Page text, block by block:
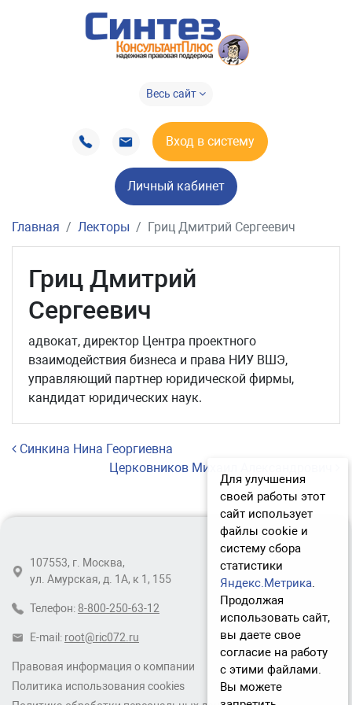
Весь сайт
Вход в систему
Личный кабинет
Главная Лекторы Гриц Дмитрий Сергеевич
Гриц Дмитрий
Сергеевич
адвокат, директор Центра проектного
взаимодействия бизнеса и права НИУ ВШЭ,
управляющий партнер юридической фирмы,
кандидат юридических наук.
Навигация по записям
Синкина Нина Георгиевна
Церковников Михаил Александрович
Правовая информация о компании
Политика использования cookies
107553, г. Москва,
ул. Амурская, д. 1А, к 1, 155
Телефон: 8-800-250-63-12
E-mail: root@ric072.ru
Для улучшения
своей работы этот
сайт использует
файлы cookie и
систему сбора
статистики
Яндекс.Метрика.
Продолжая
использовать сайт,
вы даете свое
согласие на работу
с этими файлами.
Вы можете